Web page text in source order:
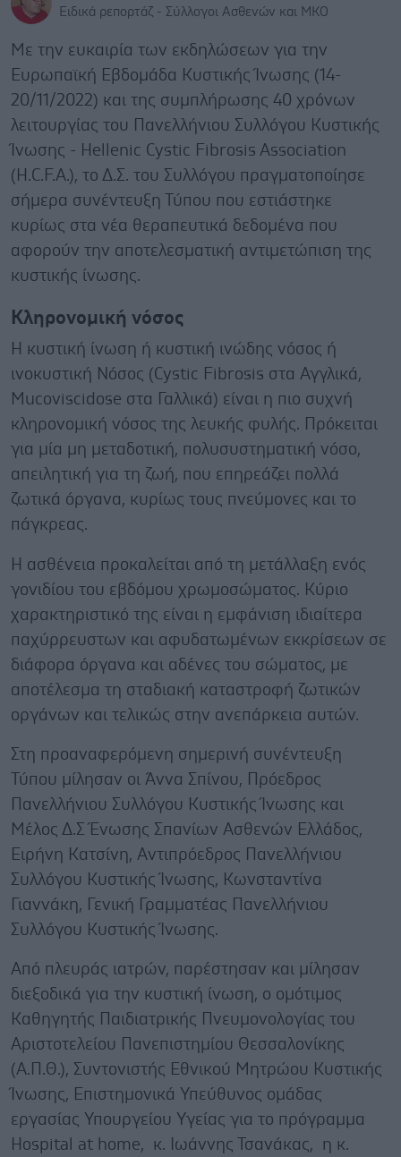
Ειδικά ρεπορτάζ - Σύλλογοι Ασθενών και ΜΚΟ
Με την ευκαιρία των εκδηλώσεων για την
Ευρωπαϊκή Εβδομάδα Κυστικής Ίνωσης (14-
20/11/2022) και της συμπλήρωσης 40 χρόνων
λειτουργίας του Πανελλήνιου Συλλόγου Κυστικής
Ίνωσης - Hellenic Cystic Fibrosis Association
(H.C.F.A.), το Δ.Σ. του Συλλόγου πραγματοποίησε
σήμερα συνέντευξη Τύπου που εστιάστηκε
κυρίως στα νέα θεραπευτικά δεδομένα που
αφορούν την αποτελεσματική αντιμετώπιση της
κυστικής ίνωσης.
Κληρονομική νόσος
Η κυστική ίνωση ή κυστική ινώδης νόσος ή
ινοκυστική Νόσος (Cystic Fibrosis στα Αγγλικά,
Mucoviscidose στα Γαλλικά) είναι η πιο συχνή
κληρονομική νόσος της λευκής φυλής. Πρόκειται
για μία μη μεταδοτική, πολυσυστηματική νόσο,
απειλητική για τη ζωή, που επηρεάζει πολλά
ζωτικά όργανα, κυρίως τους πνεύμονες και το
πάγκρεας.
Η ασθένεια προκαλείται από τη μετάλλαξη ενός
γονιδίου του εβδόμου χρωμοσώματος. Κύριο
χαρακτηριστικό της είναι η εμφάνιση ιδιαίτερα
παχύρρευστων και αφυδατωμένων εκκρίσεων σε
διάφορα όργανα και αδένες του σώματος, με
αποτέλεσμα τη σταδιακή καταστροφή ζωτικών
οργάνων και τελικώς στην ανεπάρκεια αυτών.
Στη προαναφερόμενη σημερινή συνέντευξη
Τύπου μίλησαν οι Άννα Σπίνου, Πρόεδρος
Πανελλήνιου Συλλόγου Κυστικής Ίνωσης και
Μέλος Δ.Σ Ένωσης Σπανίων Ασθενών Ελλάδος,
Ειρήνη Κατσίνη, Αντιπρόεδρος Πανελλήνιου
Συλλόγου Κυστικής Ίνωσης, Κωνσταντίνα
Γιαννάκη, Γενική Γραμματέας Πανελλήνιου
Συλλόγου Κυστικής Ίνωσης.
Από πλευράς ιατρών, παρέστησαν και μίλησαν
διεξοδικά για την κυστική ίνωση, ο ομότιμος
Καθηγητής Παιδιατρικής Πνευμονολογίας του
Αριστοτελείου Πανεπιστημίου Θεσσαλονίκης
(Α.Π.Θ.), Συντονιστής Εθνικού Μητρώου Κυστικής
Ίνωσης, Επιστημονικά Υπεύθυνος ομάδας
εργασίας Υπουργείου Υγείας για το πρόγραμμα
Hospital at home, κ. Ιωάννης Τσανάκας, η κ.